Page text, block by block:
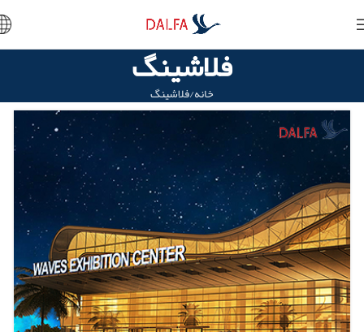
فلاشینگ
خانه فلاشینگ